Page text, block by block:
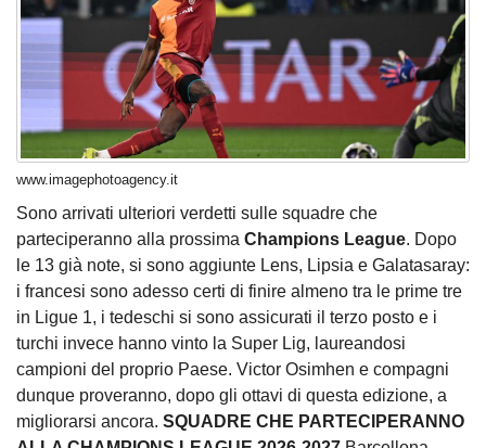
www.imagephotoagency.it
Sono arrivati ulteriori verdetti sulle squadre che
parteciperanno alla prossima Champions League. Dopo
le 13 già note, si sono aggiunte Lens, Lipsia e Galatasaray:
i francesi sono adesso certi di finire almeno tra le prime tre
in Ligue 1, i tedeschi si sono assicurati il terzo posto e i
turchi invece hanno vinto la Super Lig, laureandosi
campioni del proprio Paese. Victor Osimhen e compagni
dunque proveranno, dopo gli ottavi di questa edizione, a
migliorarsi ancora. SQUADRE CHE PARTECIPERANNO